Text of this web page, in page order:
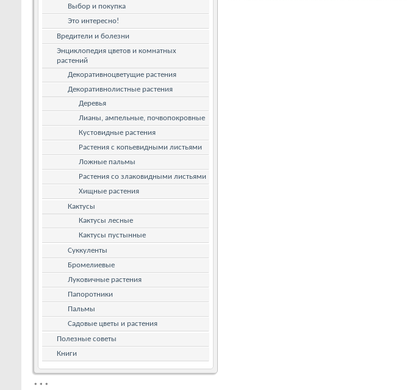
Выбор и покупка
Это интересно!
Вредители и болезни
Энциклопедия цветов и комнатных
растений
Декоративноцветущие растения
Декоративнолистные растения
Деревья
Лианы, ампельные, почвопокровные
Кустовидные растения
Растения с копьевидными листьями
Ложные пальмы
Растения со злаковидными листьями
Хищные растения
Кактусы
Кактусы лесные
Кактусы пустынные
Суккуленты
Бромелиевые
Луковичные растения
Папоротники
Пальмы
Садовые цветы и растения
Полезные советы
Книги
* * *